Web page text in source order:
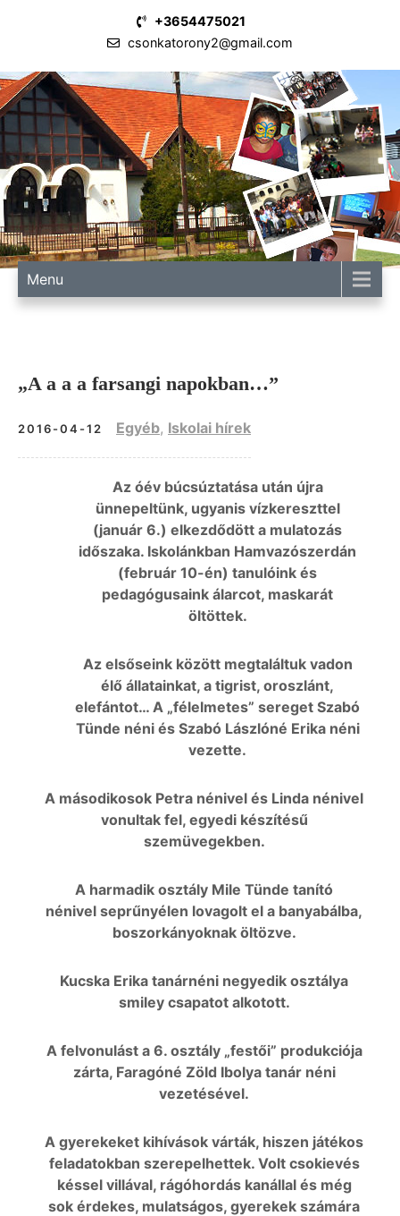
+3654475021
csonkatorony2@gmail.com
SZEREPI
KELEMEN
JÁNOS
ÁLTALÁNOS
ISKOLA
Menu
„A a a a farsangi napokban…”
2016-04-12 Egyéb, Iskolai hírek
Az óév búcsúztatása után újra
ünnepeltünk, ugyanis vízkereszttel
(január 6.) elkezdődött a mulatozás
időszaka. Iskolánkban Hamvazószerdán
(február 10-én) tanulóink és
pedagógusaink álarcot, maskarát
öltöttek.
Az elsőseink között megtaláltuk vadon
élő állatainkat, a tigrist, oroszlánt,
elefántot… A „félelmetes” sereget Szabó
Tünde néni és Szabó Lászlóné Erika néni
vezette.
A másodikosok Petra nénivel és Linda nénivel
vonultak fel, egyedi készítésű
szemüvegekben.
A harmadik osztály Mile Tünde tanító
nénivel seprűnyélen lovagolt el a banyabálba,
boszorkányoknak öltözve.
Kucska Erika tanárnéni negyedik osztálya
smiley csapatot alkotott.
A felvonulást a 6. osztály „festői” produkciója
zárta, Faragóné Zöld Ibolya tanár néni
vezetésével.
A gyerekeket kihívások várták, hiszen játékos
feladatokban szerepelhettek. Volt csokievés
késsel villával, rágóhordás kanállal és még
sok érdekes, mulatságos, gyerekek számára